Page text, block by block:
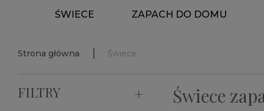
ŚWIECE ZAPACH DO DOMU
Strona główna Świece
FILTRY Świece